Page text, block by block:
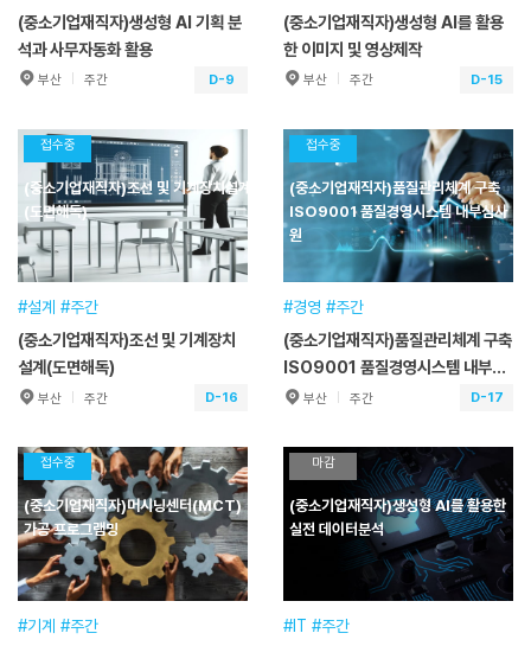
(중소기업재직자)생성형 AI 기획 분
석과 사무자동화 활용
부산 주간 D-9
분석과 사무자동화 활용
훈련기간
2026.08.19~2026.08.19
교육일정
7시간(1일) [주간]
교육시간
09:00~17:00
교육장소
본원
접수기간
2026.01.30~2026.08.19
수강신청
(중소기업재직자)생성형 AI를 활용
한 이미지 및 영상제작
부산 주간 D-15
용한 이미지 및 영상제작
2026.08.25~2026.08.25
교육일정
7시간(1일) [주간]
교육시간
09:00~17:00
교육장소
본원
2026.05.26~2026.08.25
수강신청
접수중
(중소기업재직자)조선 및 기계장치설계
(도면해독)
#설계 #주간
(중소기업재직자)조선 및 기계장치
설계(도면해독)
부산 주간 D-16
치설계(도면해독)
훈련기간
2026.08.26~2026.08.26
교육일정
7시간(1일) [주간]
교육시간
09:00~16:00
교육장소
녹산교육훈련센터
접수기간
2026.01.30~2026.08.26
접수중
(중소기업재직자)품질관리체계 구축
ISO9001 품질경영시스템 내부심사
원
#경영 #주간
(중소기업재직자)품질관리체계 구축
ISO9001 품질경영시스템 내부심
사원부산 주간 D-17
구축 ISO9001 품질경영시스템
내부심사원
2026.08.27~2026.08.28
교육일정
14시간(2일) [주간]
09:00~17:00
본원
2026.01.30~2026.08.27
접수중
(중소기업재직자)머시닝센터(MCT)
가공 프로그램밍
#기계 #주간
마감
(중소기업재직자)생성형 AI를 활용한
실전 데이터분석
#IT #주간